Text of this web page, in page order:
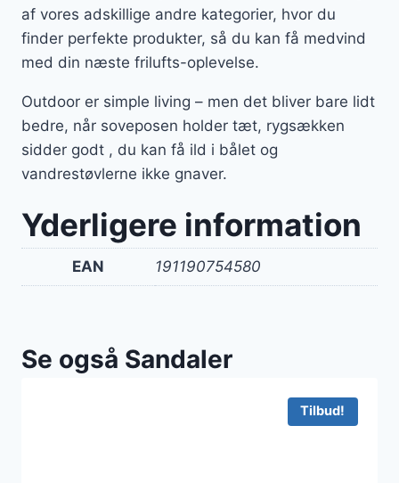
af vores adskillige andre kategorier, hvor du
finder perfekte produkter, så du kan få medvind
med din næste frilufts-oplevelse.
Outdoor er simple living – men det bliver bare lidt
bedre, når soveposen holder tæt, rygsækken
sidder godt , du kan få ild i bålet og
vandrestøvlerne ikke gnaver.
Yderligere information
EAN 191190754580
Se også Sandaler
Tilbud!